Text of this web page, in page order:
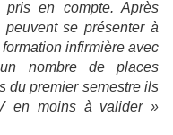
pris en compte. Après
se présenter à
formation infirmière avec
nombre de places
du premier semestre ils
en moins à valider »